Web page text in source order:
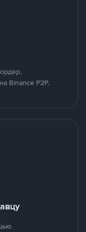
Binance P2P.